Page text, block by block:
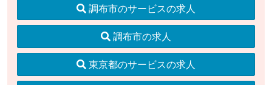
調布市のサービスの求人
調布市の求人
東京都のサービスの求人